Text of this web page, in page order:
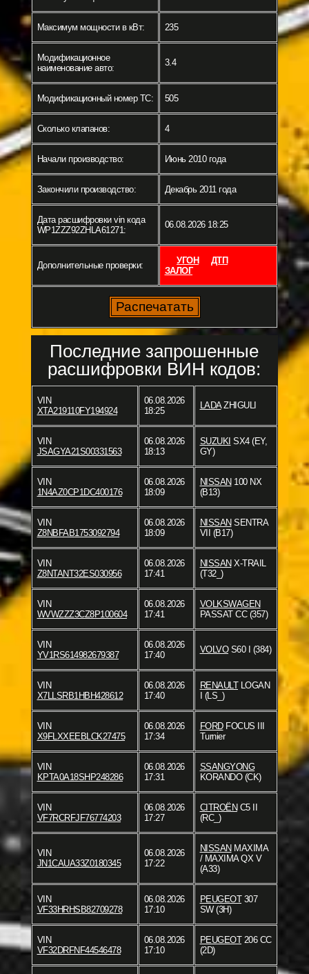
Максимум мощности в кВт: 235
Модификационное
наименование авто:
3.4
Модификационный номер ТС: 505
Сколько клапанов: 4
Начали производство: Июнь 2010 года
Закончили производство: Декабрь 2011 года
Дата расшифровки vin кода
WP1ZZZ92ZHLA61271:
06.08.2026 18:25
Дополнительные проверки: УГОН
ДТП
ЗАЛОГ
Последние запрошенные
расшифровки ВИН кодов:
VIN
XTA219110FY194924
06.08.2026
18:25
LADAZHIGULI
VIN
JSAGYA21S00331563
06.08.2026
18:13
SUZUKI SX4 (EY,
GY)
VIN
1N4AZ0CP1DC400176
06.08.2026
18:09
NISSAN 100 NX
(B13)
VIN
Z8NBFAB1753092794
06.08.2026
18:09
NISSAN SENTRA
VII (B17)
VIN
Z8NTANT32ES030956
06.08.2026
17:41
NISSAN X-TRAIL
(T32_)
VIN
WVWZZZ3CZ8P100604
06.08.2026
17:41
VOLKSWAGEN
PASSAT CC (357)
VIN
YV1RS614982679387
06.08.2026
17:40
VOLVOS60 I (384)
VIN
X7LLSRB1HBH428612
06.08.2026
17:40
RENAULTLOGAN
I (LS_)
VIN
X9FLXXEEBLCK27475
06.08.2026
17:34
FORDFOCUS III
Turnier
VIN
KPTA0A18SHP248286
06.08.2026
17:31
SSANGYONG
KORANDO (CK)
VIN
VF7RCRFJF76774203
06.08.2026
17:27
CITROËN C5 II
(RC_)
VIN
JN1CAUA33Z0180345
06.08.2026
17:22
NISSAN MAXIMA
/ MAXIMA QX V
(A33)
VIN
VF33HRHSB82709278
06.08.2026
17:10
PEUGEOT307
SW (3H)
VIN
VF32DRFNF44546478
06.08.2026
17:10
PEUGEOT206 CC
(2D)